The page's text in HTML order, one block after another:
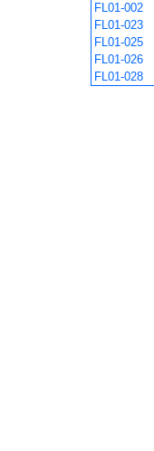
FL01-002
FL01-023
FL01-025
FL01-026
FL01-028